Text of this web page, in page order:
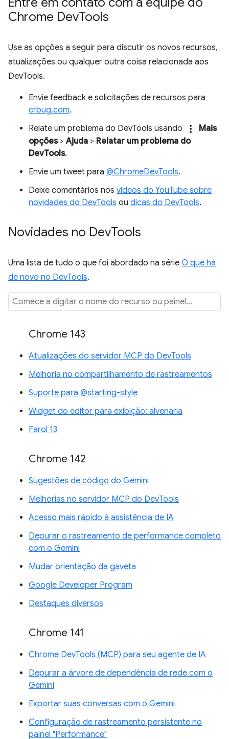
Chrome DevTools
Use as opções a seguir para discutir os novos recursos,
atualizações ou qualquer outra coisa relacionada aos
DevTools.
Envie feedback e solicitações de recursos para
crbug.com.
Relate um problema do DevTools usando
more_vert
Mais
opções>Ajuda > Relatar um problema do
DevTools.
Envie um tweet para @ChromeDevTools.
Deixe comentários nos vídeos do YouTube sobre
novidades do DevTools ou dicas do DevTools.
Novidades no DevTools
Uma lista de tudo o que foi abordado na série O que há
de novo no DevTools.
Chrome 143
Atualizações do servidor MCP do DevTools
Melhoria no compartilhamento de rastreamentos
Suporte para @starting-style
Widget do editor para exibição: alvenaria
Farol 13
Chrome 142
Sugestões de código do Gemini
Melhorias no servidor MCP do DevTools
Acesso mais rápido à assistência de IA
Depurar o rastreamento de performance completo
com o Gemini
Mudar orientação da gaveta
Google Developer Program
Destaques diversos
Chrome 141
Chrome DevTools (MCP) para seu agente de IA
Depurar a árvore de dependência de rede com o
Gemini
Exportar suas conversas com o Gemini
Configuração de rastreamento persistente no
painel "Performance"